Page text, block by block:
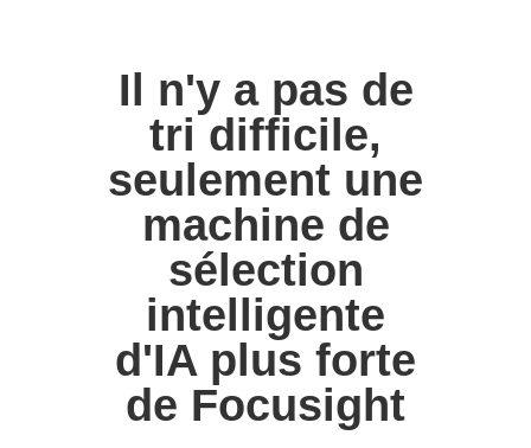
D'USINE
CONTRÔLE
QUALITÉ
CONTACTEZ-
NOUVELLES
Il n'y a pas de
tri difficile,
seulement une
machine de
sélection
intelligente
d'IA plus forte
de Focusight